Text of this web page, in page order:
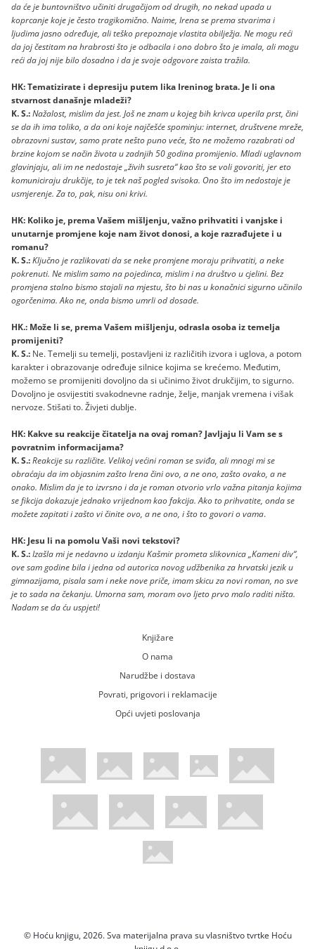
da će je buntovništvo učiniti drugačijom od drugih, no nekad upada u
koprcanje koje je često tragikomično. Naime, Irena se prema stvarima i
ljudima jasno određuje, ali teško prepoznaje vlastita obilježja. Ne mogu reći
da joj čestitam na hrabrosti što je odbacila i ono dobro što je imala, ali mogu
reći da joj nije bilo dosadno i da je svoje odgovore zaista tražila.
HK: Tematizirate i depresiju putem lika Ireninog brata. Je li ona
stvarnost današnje mladeži?
K. S.:Nažalost, mislim da jest. Još ne znam u kojeg bih krivca uperila prst, čini
se da ih ima toliko, a da oni koje najčešće spominju: internet, društvene mreže,
obrazovni sustav, samo prate nešto puno veće, što ne možemo razabrati od
brzine kojom se način života u zadnjih 50 godina promijenio. Mladi uglavnom
glavinjaju, ali im ne nedostaje „živih susreta“ kao što se voli govoriti, jer eto
komuniciraju drukčije, to je tek naš pogled svisoka. Ono što im nedostaje je
usmjerenje. Za to, pak, nisu oni krivi.
HK: Koliko je, prema Vašem mišljenju, važno prihvatiti i vanjske i
unutarnje promjene koje nam život donosi, a koje razrađujete i u
romanu?
K. S.:Ključno je razlikovati da se neke promjene moraju prihvatiti, a neke
pokrenuti. Ne mislim samo na pojedinca, mislim i na društvo u cjelini. Bez
promjena stalno bismo stajali na mjestu, što bi nas u konačnici sigurno učinilo
ogorčenima. Ako ne, onda bismo umrli od dosade.
HK.: Može li se, prema Vašem mišljenju, odrasla osoba iz temelja
promijeniti?
K. S.: Ne. Temelji su temelji, postavljeni iz različitih izvora i uglova, a potom
karakter i obrazovanje određuje silnice kojima se krećemo. Međutim,
možemo se promijeniti dovoljno da si učinimo život drukčijim, to sigurno.
Dovoljno je osvijestiti svakodnevne radnje, želje, manjak vremena i višak
nervoze. Stišati to. Živjeti dublje.
HK: Kakve su reakcije čitatelja na ovaj roman? Javljaju li Vam se s
povratnim informacijama?
K. S.:Reakcije su različite. Velikoj većini roman se sviđa, ali mnogi mi se
obraćaju da im objasnim zašto Irena čini ovo, a ne ono, zašto ovako, a ne
onako. Mislim da je to izvrsno i da je roman otvorio vrlo važna pitanja kojima
se fikcija dokazuje jednako vrijednom kao fakcija. Ako to prihvatite, onda se
možete zapitati i zašto vi činite ovo, a ne ono, i što to govori o vama.
HK: Jesu li na pomolu Vaši novi tekstovi?
K. S.:Izašla mi je nedavno u izdanju Kašmir prometa slikovnica „Kameni div“,
ove sam godine bila i jedna od autorica novog udžbenika za hrvatski jezik u
gimnazijama, pisala sam i neke nove priče, imam skicu za novi roman, no sve
je to sada na čekanju. Umorna sam, moram ovo ljeto prvo malo raditi ništa.
Nadam se da ću uspjeti!
Knjižare
O nama
Narudžbe i dostava
Povrati, prigovori i reklamacije
Opći uvjeti poslovanja
WsPay web stranicaMaestro web stranicaMastercard web stranicaAmerican Express web stranica
Visa web stranica
Diners web stranicaTrustwave certificiranoMastercard sigurnosni kod web
Pci Dss certificirano
Verified by Visa web stranica
© Hoću knjigu, 2026. Sva materijalna prava su vlasništvo tvrtke Hoću